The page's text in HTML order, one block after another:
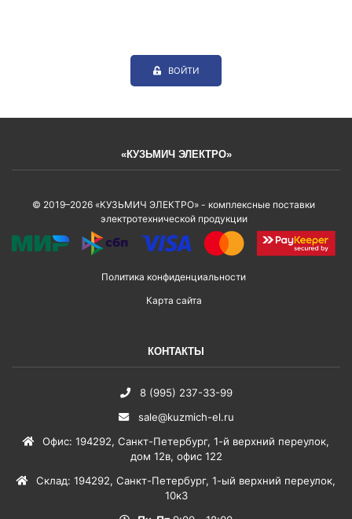
ВОЙТИ
«КУЗЬМИЧ ЭЛЕКТРО»
© 2019–2026 «КУЗЬМИЧ ЭЛЕКТРО» - комплексные поставки
электротехнической продукции
Политика конфиденциальности
Карта сайта
КОНТАКТЫ
8 (995) 237-33-99
sale@kuzmich-el.ru
Офис: 194292, Санкт-Петербург, 1-й верхний переулок,
дом 12в, офис 122
Склад: 194292, Санкт-Петербург, 1-ый верхний переулок,
10к3